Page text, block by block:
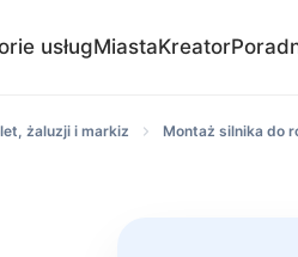
usługMiastaKreator
żaluzji i markiz Montaż silnika do